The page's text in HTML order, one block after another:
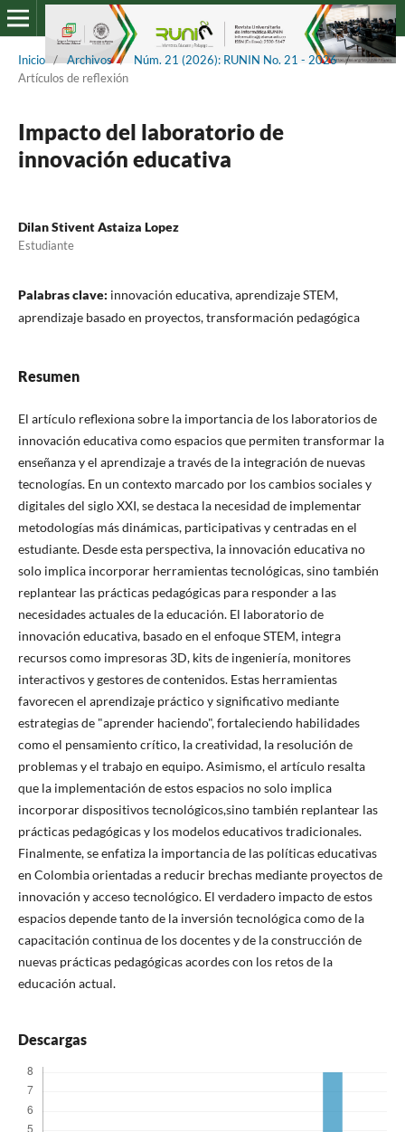
Inicio / Archivos / Núm. 21 (2026): RUNIN No. 21 - 2026 /
Artículos de reflexión
Impacto del laboratorio de
innovación educativa
Dilan Stivent Astaiza Lopez
Estudiante
Palabras clave: innovación educativa, aprendizaje STEM,
aprendizaje basado en proyectos, transformación pedagógica
Resumen
El artículo reflexiona sobre la importancia de los laboratorios de
innovación educativa como espacios que permiten transformar la
enseñanza y el aprendizaje a través de la integración de nuevas
tecnologías. En un contexto marcado por los cambios sociales y
digitales del siglo XXI, se destaca la necesidad de implementar
metodologías más dinámicas, participativas y centradas en el
estudiante. Desde esta perspectiva, la innovación educativa no
solo implica incorporar herramientas tecnológicas, sino también
replantear las prácticas pedagógicas para responder a las
necesidades actuales de la educación. El laboratorio de
innovación educativa, basado en el enfoque STEM, integra
recursos como impresoras 3D, kits de ingeniería, monitores
interactivos y gestores de contenidos. Estas herramientas
favorecen el aprendizaje práctico y significativo mediante
estrategias de "aprender haciendo", fortaleciendo habilidades
como el pensamiento crítico, la creatividad, la resolución de
problemas y el trabajo en equipo. Asimismo, el artículo resalta
que la implementación de estos espacios no solo implica
incorporar dispositivos tecnológicos,sino también replantear las
prácticas pedagógicas y los modelos educativos tradicionales.
Finalmente, se enfatiza la importancia de las políticas educativas
en Colombia orientadas a reducir brechas mediante proyectos de
innovación y acceso tecnológico. El verdadero impacto de estos
espacios depende tanto de la inversión tecnológica como de la
capacitación continua de los docentes y de la construcción de
nuevas prácticas pedagógicas acordes con los retos de la
educación actual.
Descargas